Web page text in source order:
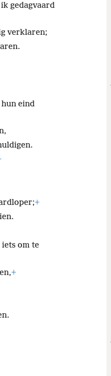
gedagvaard
verklaren;
hun eind
+
om te
+